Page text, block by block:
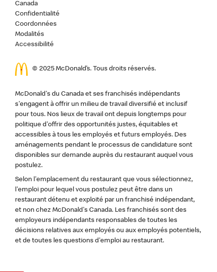
Canada
Confidentialité
Coordonnées
Modalités
Accessibilité
© 2025 McDonald’s. Tous droits réservés.
McDonald's du Canada et ses franchisés indépendants
s'engagent à offrir un milieu de travail diversifié et inclusif
pour tous. Nos lieux de travail ont depuis longtemps pour
politique d'offrir des opportunités justes, équitables et
accessibles à tous les employés et futurs employés. Des
aménagements pendant le processus de candidature sont
disponibles sur demande auprès du restaurant auquel vous
postulez.
Selon l'emplacement du restaurant que vous sélectionnez,
l'emploi pour lequel vous postulez peut être dans un
restaurant détenu et exploité par un franchisé indépendant,
et non chez McDonald's Canada. Les franchisés sont des
employeurs indépendants responsables de toutes les
décisions relatives aux employés ou aux employés potentiels,
et de toutes les questions d'emploi au restaurant.